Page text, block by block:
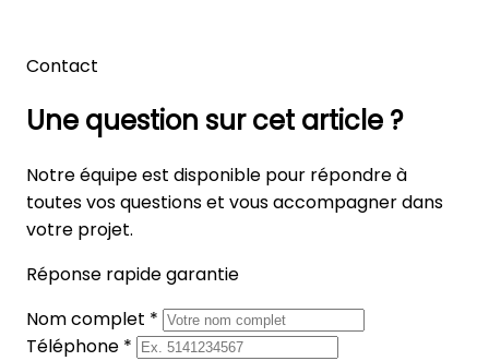
Contact
Une question sur cet article ?
Notre équipe est disponible pour répondre à
toutes vos questions et vous accompagner dans
votre projet.
Réponse rapide garantie
Nom complet *
Téléphone *